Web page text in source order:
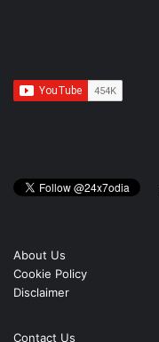
About Us
Cookie Policy
Disclaimer
Contact Us